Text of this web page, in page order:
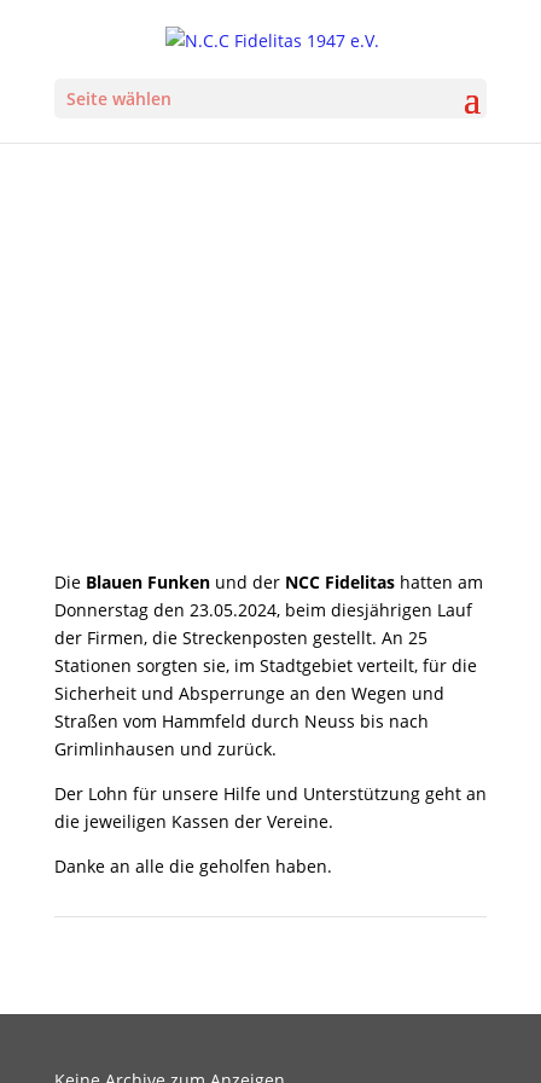
Seite wählen
Die Blauen Funkenund der NCC Fidelitashatten am
Donnerstag den 23.05.2024, beim diesjährigen Lauf
der Firmen, die Streckenposten gestellt. An 25
Stationen sorgten sie, im Stadtgebiet verteilt, für die
Sicherheit und Absperrunge an den Wegen und
Straßen vom Hammfeld durch Neuss bis nach
Grimlinhausen und zurück.
Der Lohn für unsere Hilfe und Unterstützung geht an
die jeweiligen Kassen der Vereine.
Danke an alle die geholfen haben.